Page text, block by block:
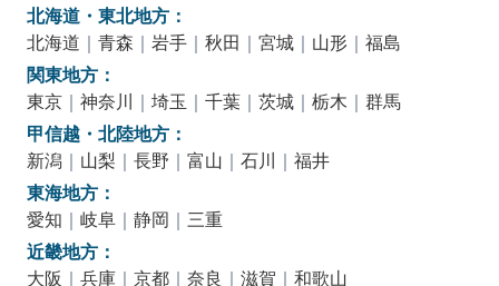
北海道・東北地方：
北海道 ｜ 青森 ｜ 岩手｜ 秋田 ｜ 宮城｜ 山形｜ 福島
関東地方：
東京｜ 神奈川 ｜ 埼玉 ｜ 千葉｜ 茨城｜ 栃木 ｜ 群馬
甲信越・北陸地方：
新潟 ｜ 山梨 ｜ 長野 ｜ 富山 ｜ 石川 ｜ 福井
東海地方：
愛知 ｜ 岐阜｜ 静岡 ｜ 三重
近畿地方：
大阪 ｜ 兵庫｜ 京都｜ 奈良 ｜ 滋賀 ｜ 和歌山